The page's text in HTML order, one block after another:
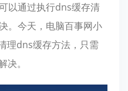
以通过执行dns缓存清
。今天，电脑百事网小
理dns缓存方法，只需
。